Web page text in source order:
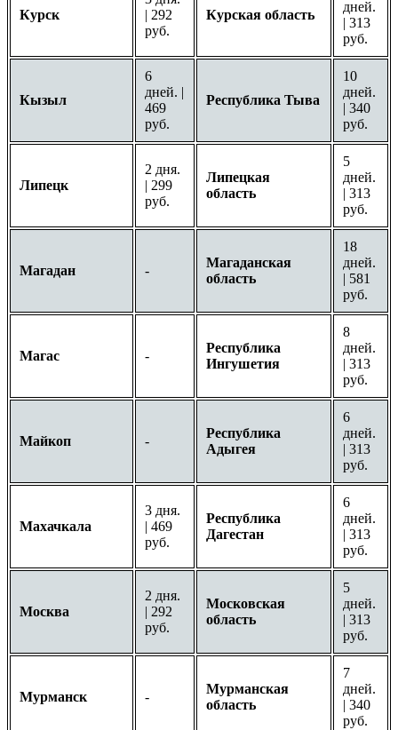
Курск
| 292
руб.
Курская область
дней.
| 313
руб.
Кызыл
6
дней. |
469
руб.
Республика Тыва
10
дней.
| 340
руб.
Липецк
2 дня.
| 299
руб.
Липецкая
область
5
дней.
| 313
руб.
Магадан -
Магаданская
область
18
дней.
| 581
руб.
Магас -
Республика
Ингушетия
8
дней.
| 313
руб.
Майкоп -
Республика
Адыгея
6
дней.
| 313
руб.
Махачкала
3 дня.
| 469
руб.
Республика
Дагестан
6
дней.
| 313
руб.
Москва
2 дня.
| 292
руб.
Московская
область
5
дней.
| 313
руб.
Мурманск -
Мурманская
область
7
дней.
| 340
руб.